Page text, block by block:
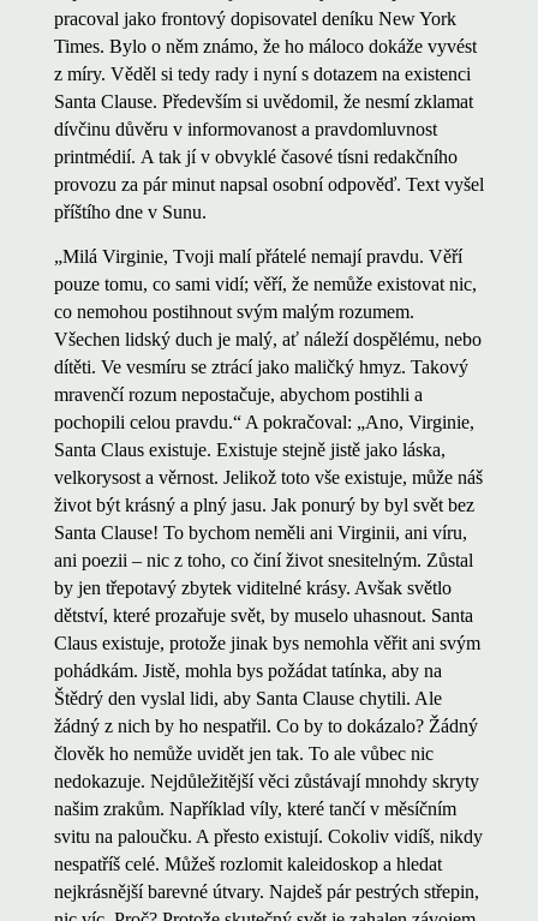
pracoval jako frontový dopisovatel deníku New York
Times. Bylo o něm známo, že ho máloco dokáže vyvést
z míry. Věděl si tedy rady i nyní s dotazem na existenci
Santa Clause. Především si uvědomil, že nesmí zklamat
dívčinu důvěru v informovanost a pravdomluvnost
printmédií. A tak jí v obvyklé časové tísni redakčního
provozu za pár minut napsal osobní odpověď. Text vyšel
příštího dne v Sunu.
„Milá Virginie, Tvoji malí přátelé nemají pravdu. Věří
pouze tomu, co sami vidí; věří, že nemůže existovat nic,
co nemohou postihnout svým malým rozumem.
Všechen lidský duch je malý, ať náleží dospělému, nebo
dítěti. Ve vesmíru se ztrácí jako maličký hmyz. Takový
mravenčí rozum nepostačuje, abychom postihli a
pochopili celou pravdu.“ A pokračoval: „Ano, Virginie,
Santa Claus existuje. Existuje stejně jistě jako láska,
velkorysost a věrnost. Jelikož toto vše existuje, může náš
život být krásný a plný jasu. Jak ponurý by byl svět bez
Santa Clause! To bychom neměli ani Virginii, ani víru,
ani poezii – nic z toho, co činí život snesitelným. Zůstal
by jen třepotavý zbytek viditelné krásy. Avšak světlo
dětství, které prozařuje svět, by muselo uhasnout. Santa
Claus existuje, protože jinak bys nemohla věřit ani svým
pohádkám. Jistě, mohla bys požádat tatínka, aby na
Štědrý den vyslal lidi, aby Santa Clause chytili. Ale
žádný z nich by ho nespatřil. Co by to dokázalo? Žádný
člověk ho nemůže uvidět jen tak. To ale vůbec nic
nedokazuje. Nejdůležitější věci zůstávají mnohdy skryty
našim zrakům. Například víly, které tančí v měsíčním
svitu na paloučku. A přesto existují. Cokoliv vidíš, nikdy
nespatříš celé. Můžeš rozlomit kaleidoskop a hledat
nejkrásnější barevné útvary. Najdeš pár pestrých střepin,